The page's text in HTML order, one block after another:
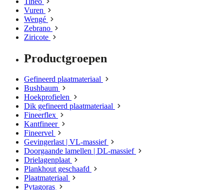
Vuren
Wengé
Zebrano
Ziricote
Productgroepen
Gefineerd plaatmateriaal
Bushbaum
Hoekprofielen
Dik gefineerd plaatmateriaal
Fineerflex
Kantfineer
Fineervel
Gevingerlast | VL-massief
Doorgaande lamellen | DL-massief
Drielagenplaat
Plankhout geschaafd
Plaatmateriaal
Pytagoras